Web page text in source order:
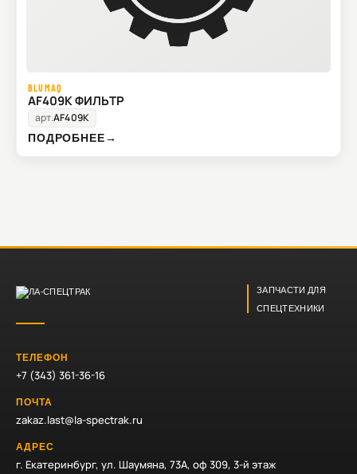
BLUMAQ
AF409K ФИЛЬТР
арт.AF409K
ПОДРОБНЕЕ→
ЗАПЧАСТИ ДЛЯ
СПЕЦТЕХНИКИ
ТЕЛЕФОН
+7 (343) 361-36-16
ПОЧТА
zakaz.last@la-spectrak.ru
АДРЕС
г. Екатеринбург, ул. Шаумяна, 73А, оф 309, 3-й этаж